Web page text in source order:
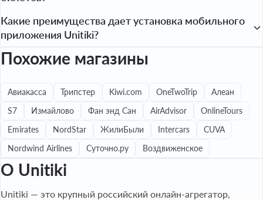
южные направления, а осенью — на маршруты для
студентов. Также на сайте может быть раздел распродаж,
где продаются билеты на несезонные рейсы со скидкой.
Пользователи могут получать кэшбэк за покупку билетов
на Unitiki через партнерские сервисы. Размер возврата
Для начисления кэшбэка обычно требуется перейти на сайт
покупкой.
Какие преимущества дает установка мобильного
приложения Unitiki?
Установка мобильного приложения вознаграждается
и спецпредложения. Также приложение позволяет хранить
информацию о всех поездках и билетах в одном месте, что
упрощает управление бронированиями.
Похожие магазины
Авиакасса Трипстер Kiwi.com OneTwoTrip
Алеан
S7
Измайлово Фан энд Сан AirAdvisor
OnlineTours
Emirates
NordStar ЖилиБыли Intercars
CUVA
Nordwind Airlines
Суточно.ру Воздвиженское
О Unitiki
Unitiki — это крупный российский онлайн-агрегатор,